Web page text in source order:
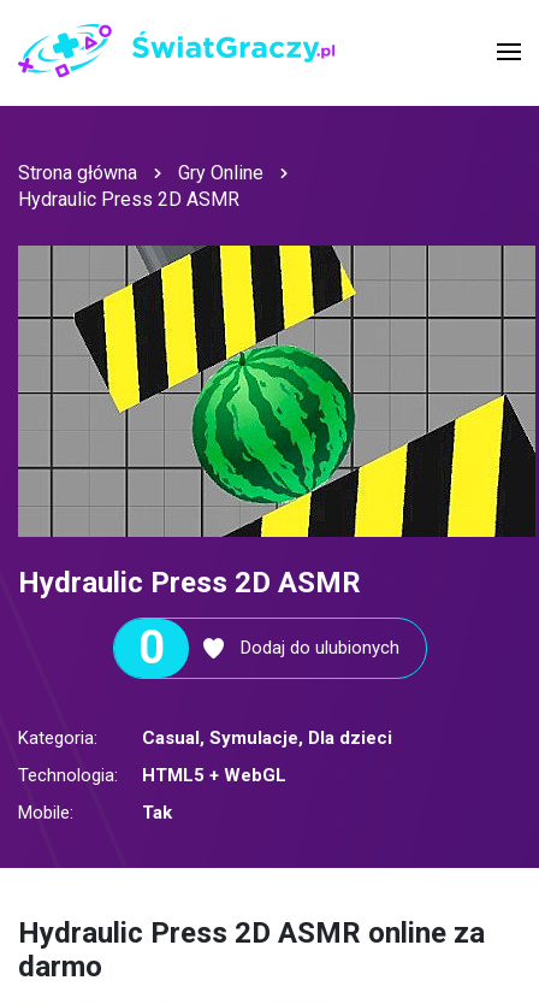
Strona główna
Gry Online
Hydraulic Press 2D ASMR
Hydraulic Press 2D ASMR
0 Dodaj do ulubionych
Kategoria: Casual , Symulacje, Dla dzieci
Technologia:
HTML5 + WebGL
Mobile:
Tak
Hydraulic Press 2D ASMR online za
darmo